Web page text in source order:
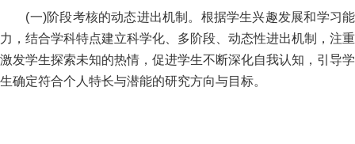
(一)阶段考核的动态进出机制。根据学生兴趣发展和学习能
力，结合学科特点建立科学化、多阶段、动态性进出机制，注重
激发学生探索未知的热情，促进学生不断深化自我认知，引导学
生确定符合个人特长与潜能的研究方向与目标。